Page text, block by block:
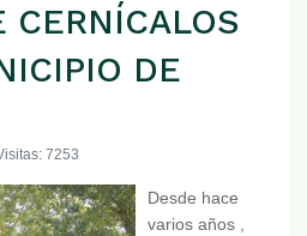
CERNÍCALOS
DE
7253
Desde hace
varios años ,